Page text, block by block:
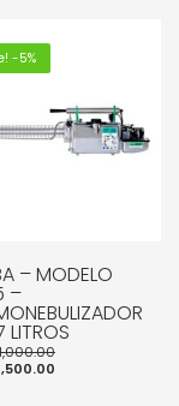
AL CARRITO
-5%
– MODELO
–
LITROS